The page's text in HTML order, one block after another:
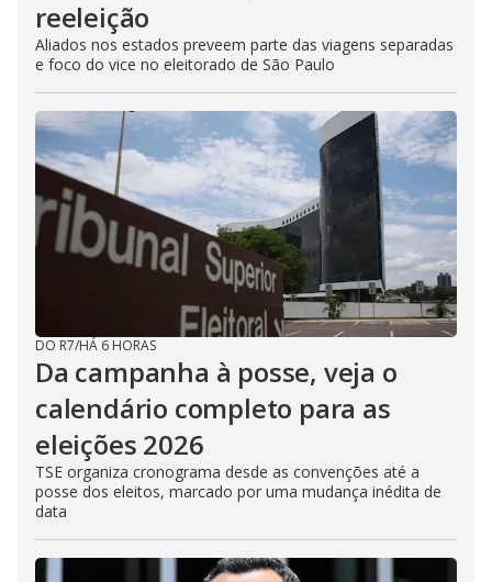
reeleição
Aliados nos estados preveem parte das viagens separadas
e foco do vice no eleitorado de São Paulo
DO R7/HÁ 6 HORAS
Da campanha à posse, veja o
calendário completo para as
eleições 2026
TSE organiza cronograma desde as convenções até a
posse dos eleitos, marcado por uma mudança inédita de
data